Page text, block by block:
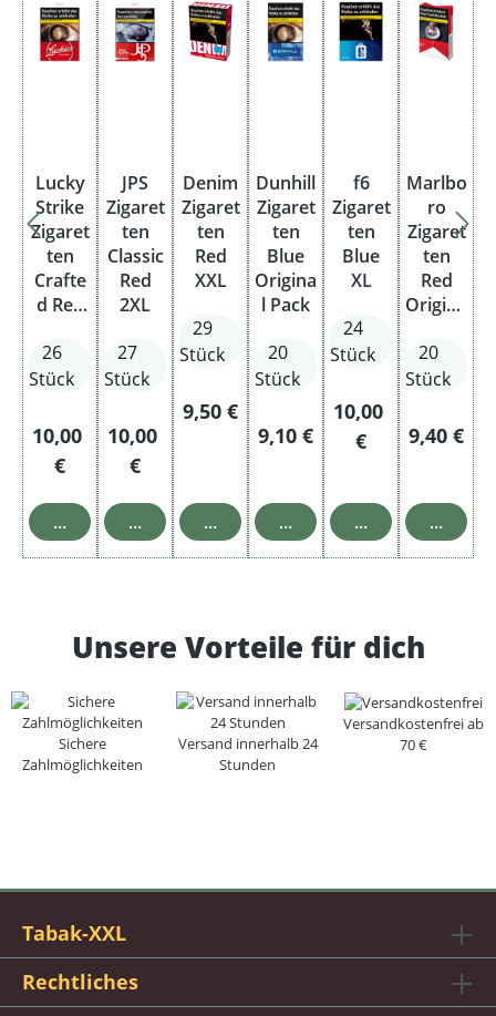
Lucky
Strike
Zigaret
ten
Crafte
d Red
26
Stück
Regulärer Preis:
10,00
€
In den Warenkorb
JPS
Zigaret
ten
Classic
Red
2XL
27
Stück
Regulärer Preis:
10,00
€
In den Warenkorb
Denim
Zigaret
ten
Red
XXL
29
Stück
Regulärer Preis:
9,50 €
In den Warenkorb
Dunhill
Zigaret
ten
Blue
Origina
l Pack
20
Stück
Regulärer Preis:
9,10 €
In den Warenkorb
f6
Zigaret
ten
Blue
XL
24
Stück
Regulärer Preis:
10,00
€
In den
Marlbo
ro
Zigaret
ten
Red
Origina
20
Stück
9,40 €
In den
Unsere Vorteile für dich
Sichere
Zahlmöglichkeiten
Versand innerhalb 24
Stunden
Versandkostenfrei ab
70 €
Tabak-XXL
Rechtliches